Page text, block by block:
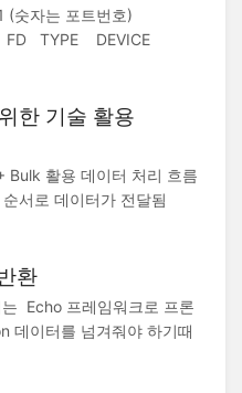
(숫자는 포트번호)
TYPE DEVICE
한 기술 활용
Bulk 활용 데이터 처리 흐름
서로 데이터가 전달됨
환
Echo 프레임워크로 프론
데이터를 넘겨줘야 하기때